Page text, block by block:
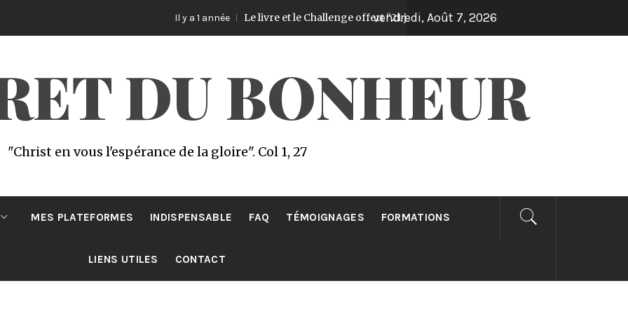
Il y a 1 année Le livre et le Challenge offert “21 jours synchronisés avec le Saint-Esprit”
vendredi, Août 7, 2026
DU BONHEUR
"Christ en vous l'espérance de la gloire". Col 1, 27
MES PLATEFORMES INDISPENSABLE FAQ TÉMOIGNAGES FORMATIONS
LIENS UTILES CONTACT